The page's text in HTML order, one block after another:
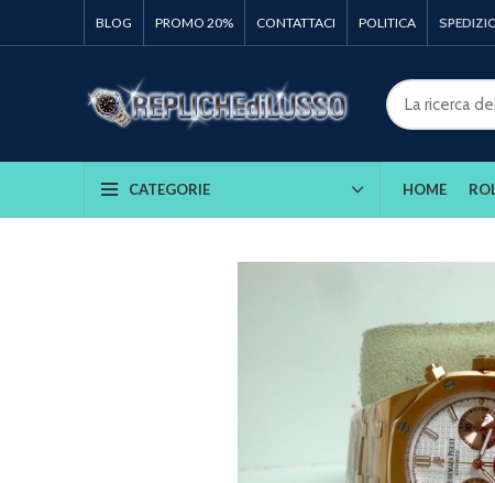
BLOG PROMO 20% CONTATTACI POLITICA
CATEGORIE HOME